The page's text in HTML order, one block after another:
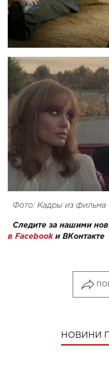
Фото: Кадры из фильма
Следите за нашими
в Facebookи ВКонтакте
НОВИНИ